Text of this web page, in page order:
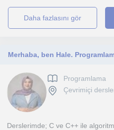
daha fazlasını gör
Programlama
Çevrimiçi
Derslerimde; C ve C++ ile